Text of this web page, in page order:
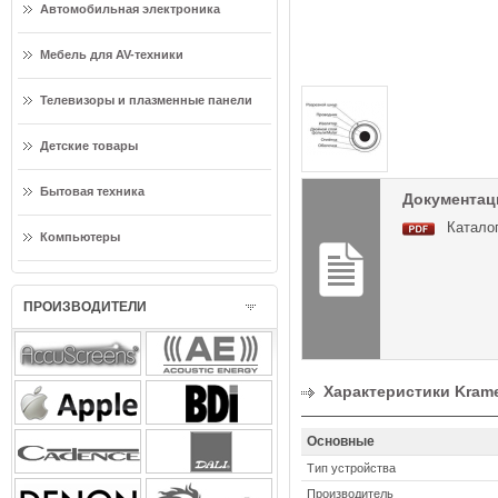
Автомобильная электроника
Мебель для AV-техники
Телевизоры и плазменные панели
Детские товары
Бытовая техника
Компьютеры
ПРОИЗВОДИТЕЛИ
Характеристики
Основные
Тип устройства
Производитель